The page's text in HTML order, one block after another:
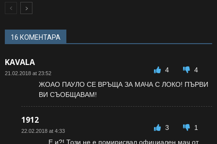
16 КОМЕНТАРА
KAVALA
21.02.2018 at 23:52 4
4
ЖОАО ПАУЛО СЕ ВРЪЩА ЗА МАЧА С ЛОКО! ПЪРВИ
ВИ СЪОБЩАВАМ!
1912
22.02.2018 at 4:33 3
1
Е и?! Този не е помирисвал официален мач от